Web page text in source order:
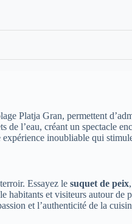
Platja Gran, permettent
l’eau, créant un spectacle
inoubliable qui
Essayez le suquet de peix
et visiteurs autour
et l’authenticité de la